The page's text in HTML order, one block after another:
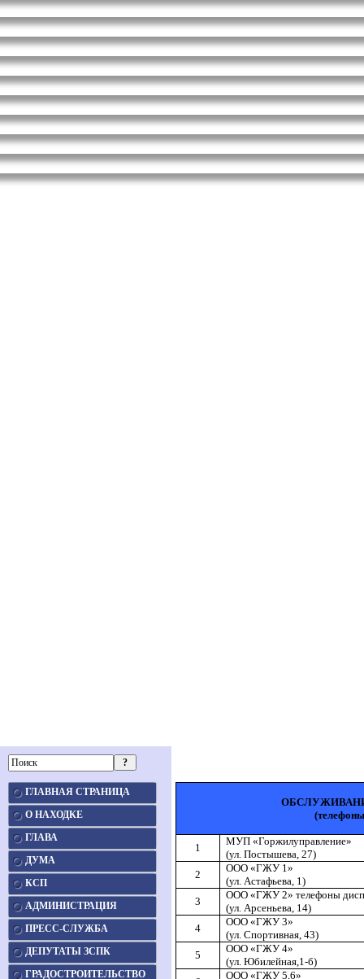
ГЛАВНАЯ СТРАНИЦА
О НАХОДКЕ
ГЛАВА
ДУМА
КСП
АДМИНИСТРАЦИЯ
ПРЕСС-СЛУЖБА
ДЕПУТАТЫ ЗСПК
ГРАДОСТРОИТЕЛЬСТВО
1
МУП «Горжилуправление»
(ул. Постышева, 27)
2
ООО «ГЖУ 1»
(ул. Астафьева, 1)
3
ООО «ГЖУ 2» телефоны
(ул. Арсеньева, 14)
4
ООО «ГЖУ 3»
(ул. Спортивная, 43)
5
ООО «ГЖУ 4»
(ул. Юбилейная,1-б)
ООО «ГЖУ 5,6»